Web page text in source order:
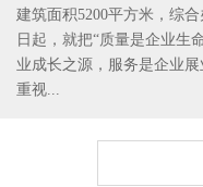
建筑面积5200平方米，综
日起，就把“质量是企业生
业成长之源，服务是企业
重视...